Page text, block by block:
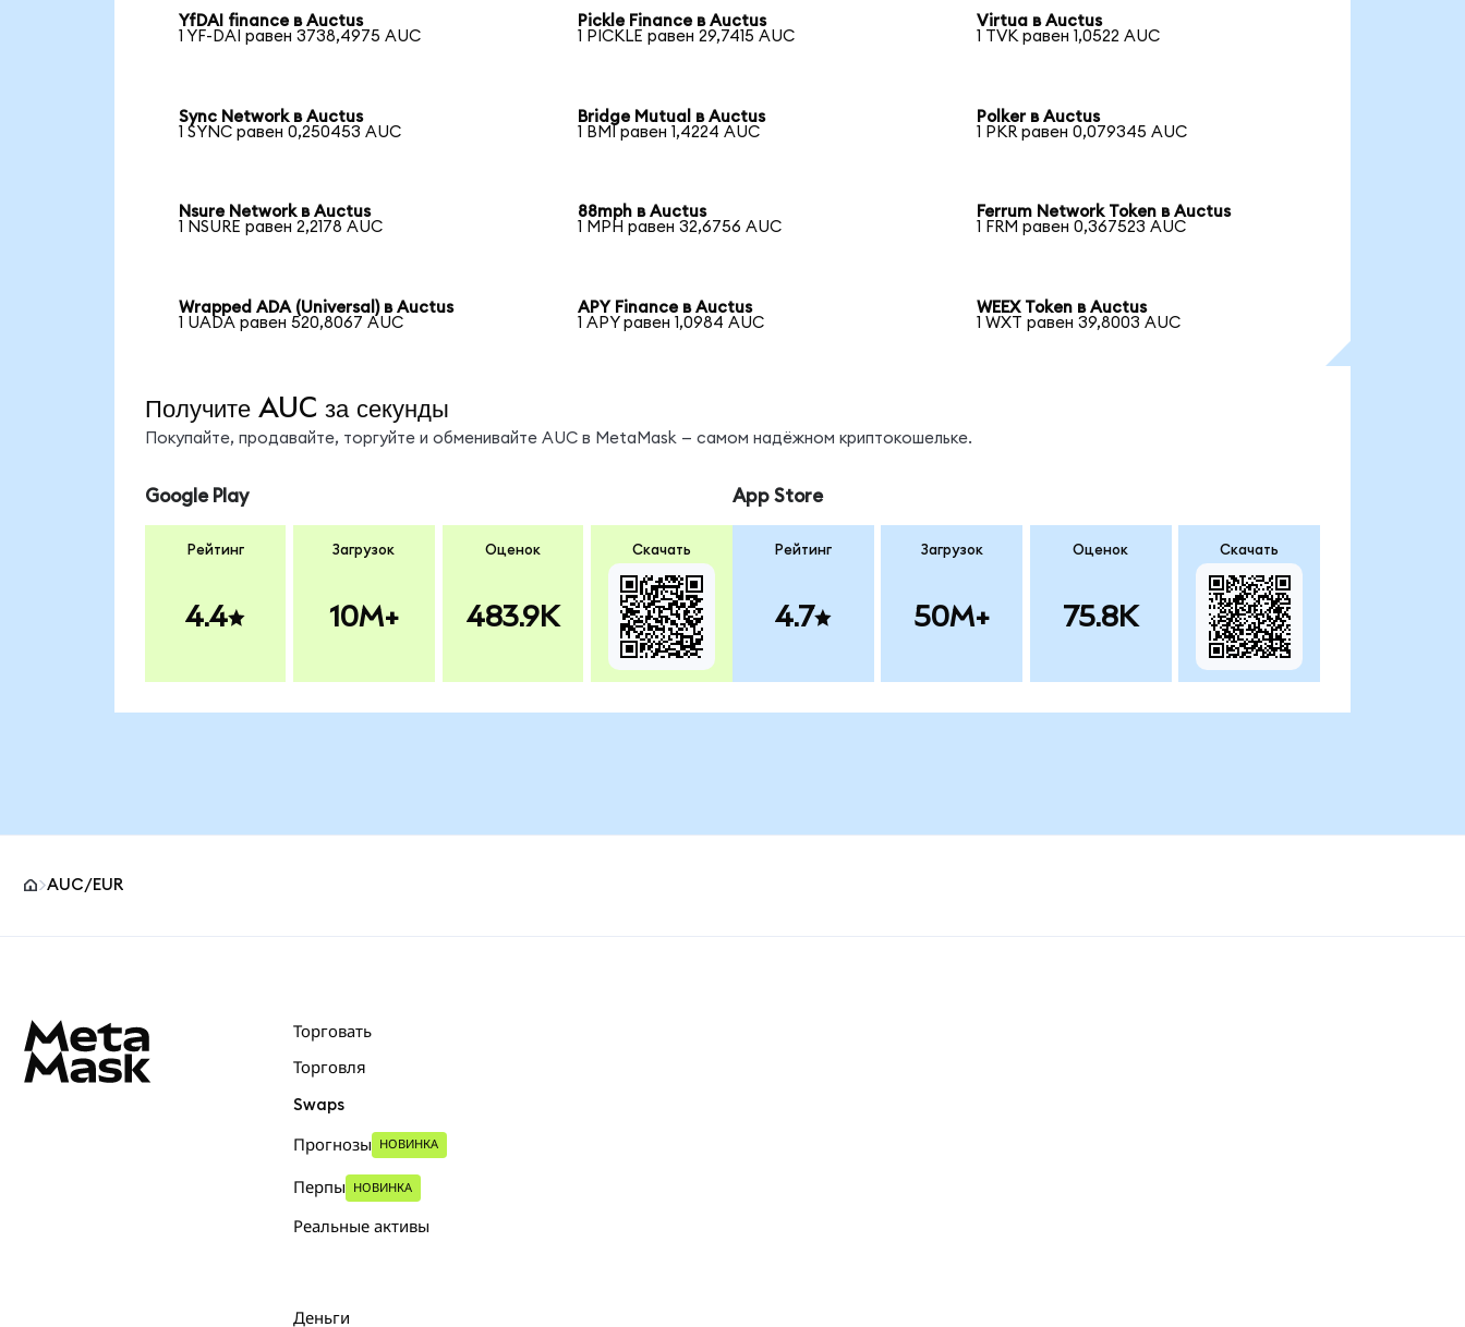
YfDAI finance в Auctus
1 YF-DAI равен 3738,4975 AUC
Pickle Finance в Auctus
1 PICKLE равен 29,7415 AUC
Virtua в Auctus
1 TVK равен 1,0522 AUC
Sync Network в Auctus
1 SYNC равен 0,250453 AUC
Bridge Mutual в Auctus
1 BMI равен 1,4224 AUC
Polker в Auctus
1 PKR равен 0,079345 AUC
Nsure Network в Auctus
1 NSURE равен 2,2178 AUC
88mph в Auctus
1 MPH равен 32,6756 AUC
Ferrum Network Token в Auctus
1 FRM равен 0,367523 AUC
Wrapped ADA (Universal) в Auctus
1 UADA равен 520,8067 AUC
APY Finance в Auctus
1 APY равен 1,0984 AUC
WEEX Token в Auctus
1 WXT равен 39,8003 AUC
Получите AUC за секунды
Покупайте, продавайте, торгуйте и обменивайте AUC в MetaMask — самом надёжном криптокошельке.
Google Play
Рейтинг
4.4
Загрузок
10M+
Оценок
483.9K
Скачать
App Store
Рейтинг
4.7
Загрузок
50M+
Оценок
75.8K
Скачать
AUC/EUR
Торговать
Торговля
Swaps
Прогнозы НОВИНКА
Перпы НОВИНКА
Реальные активы
Деньги